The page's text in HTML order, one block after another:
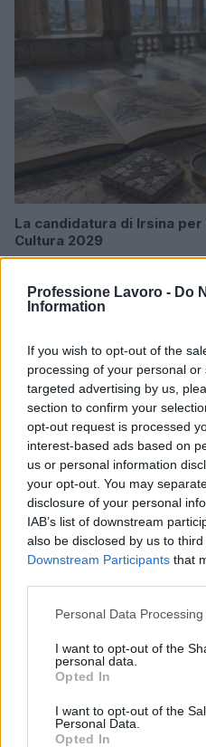
Professione Lavoro - Do
Information
If you wish to opt-out of the
processing of your personal
targeted advertising by us,
section to confirm your
opt-out request is processed
interest-based ads based on
us or personal information
your opt-out. You may
disclosure of your personal
IAB’s list of downstream
also be disclosed by us to
Downstream Participants that
Please note that this website/
not limited to your visit or
grant or deny consent to
use your data for below
consent section.
Personal Data
I want to opt-out of the
personal data.
Opted In
I want to opt-out of the
Personal Data.
Opted In
La candidatura di Irsina
Cultura 2029
Susanna Riva · 5 Ago 2026
BREAKING NEWS
Multe ai genitori per i